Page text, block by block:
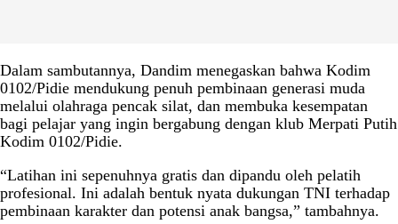
Dalam sambutannya, Dandim menegaskan bahwa Kodim
0102/Pidie mendukung penuh pembinaan generasi muda
melalui olahraga pencak silat, dan membuka kesempatan
bagi pelajar yang ingin bergabung dengan klub Merpati Putih
Kodim 0102/Pidie.
“Latihan ini sepenuhnya gratis dan dipandu oleh pelatih
profesional. Ini adalah bentuk nyata dukungan TNI terhadap
pembinaan karakter dan potensi anak bangsa,” tambahnya.